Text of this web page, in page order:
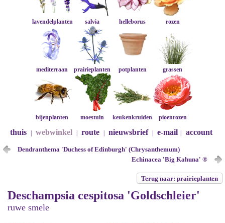
lavendelplanten salvia helleborus rozen
mediterraan prairieplanten potplanten grassen
bijenplanten moestuin keukenkruiden pioenrozen
thuis webwinkel route nieuwsbrief e-mail account
Dendranthema 'Duchess of Edinburgh' (Chrysanthemum)
Echinacea 'Big Kahuna' ®
Terug naar: prairieplanten
Deschampsia cespitosa 'Goldschleier'
ruwe smele